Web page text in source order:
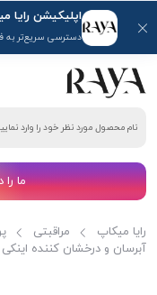
اپلیکیشن رایا
دسترسی سریع‌تر به
ما
رایا میکاپ مراقبتی
آبرسان و درخشان کننده